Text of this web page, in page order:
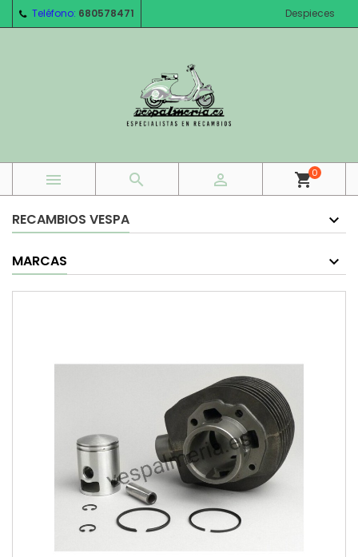
Teléfono: 680578471 Despieces
   shopping_cart0
RECAMBIOS VESPA
MARCAS